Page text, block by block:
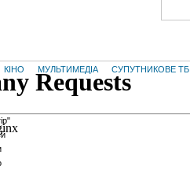
КІНО МУЛЬТИМЕДІА СУПУТНИКОВЕ ТБ